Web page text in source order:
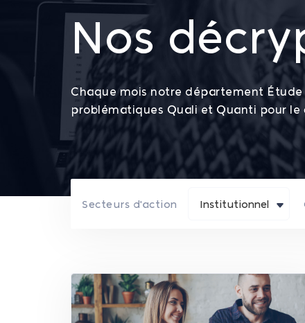
Nos
Chaque mois notre département Étude
problématiques Quali et Quanti pour
Secteurs d'action Institutionnel